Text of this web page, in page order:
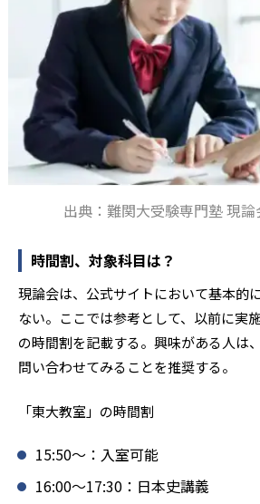
出典：難関大受験専門塾 現
時間割、対象科目は？
現論会は、公式サイトにおいて基本的
ない。ここでは参考として、以前に実
の時間割を記載する。興味がある人は
問い合わせてみることを推奨する。
「東大教室」の時間割
15:50～：入室可能
16:00～17:30：日本史講義